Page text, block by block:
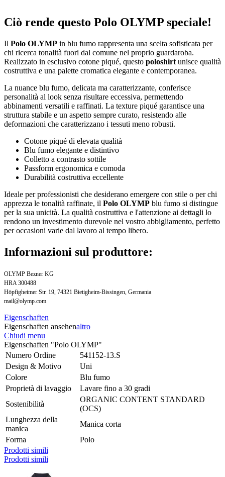
Ciò rende questo Polo OLYMP speciale!
Il Polo OLYMP in blu fumo rappresenta una scelta sofisticata per
chi ricerca tonalità fuori dal comune nel proprio guardaroba.
Realizzato in esclusivo cotone piqué, questo poloshirt unisce qualità
costruttiva e una palette cromatica elegante e contemporanea.
La nuance blu fumo, delicata ma caratterizzante, conferisce
personalità al look senza risultare eccessiva, permettendo
abbinamenti versatili e raffinati. La texture piqué garantisce una
struttura stabile e un aspetto sempre curato, resistendo alle
deformazioni che caratterizzano i tessuti meno robusti.
Cotone piqué di elevata qualità
Blu fumo elegante e distintivo
Colletto a contrasto sottile
Passform ergonomica e comoda
Durabilità costruttiva eccellente
Ideale per professionisti che desiderano emergere con stile o per chi
apprezza le tonalità raffinate, il Polo OLYMP blu fumo si distingue
per la sua unicità. La qualità costruttiva e l'attenzione ai dettagli lo
rendono un investimento durevole nel vostro abbigliamento, perfetto
per occasioni varie dal lavoro al tempo libero.
Informazioni sul produttore:
OLYMP Bezner KG
HRA 300488
Höpfigheimer Str. 19, 74321 Bietigheim-Bissingen, Germania
mail@olymp.com
Eigenschaften
Eigenschaften ansehenaltro
Chiudi menu
Eigenschaften "Polo OLYMP"
Numero Ordine
541152-13.S
Design & Motivo
Uni
Colore
Blu fumo
Proprietà di lavaggio
Lavare fino a 30 gradi
Sostenibilità
ORGANIC CONTENT STANDARD
(OCS)
Lunghezza della
manica
Manica corta
Forma
Polo
Prodotti simili
Prodotti simili